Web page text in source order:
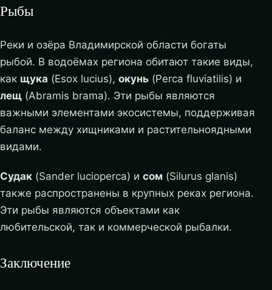
Рыбы
Реки и озёра Владимирской области богаты
рыбой. В водоёмах региона обитают такие виды,
как щука (Esox lucius), окунь (Perca fluviatilis) и
лещ (Abramis brama). Эти рыбы являются
важными элементами экосистемы, поддерживая
баланс между хищниками и растительноядными
видами.
Судак (Sander lucioperca) и сом (Silurus glanis)
также распространены в крупных реках региона.
Эти рыбы являются объектами как
любительской, так и коммерческой рыбалки.
Заключение